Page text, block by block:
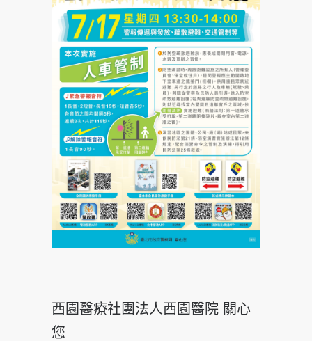
西園醫療社團法人西園醫院 關心
您